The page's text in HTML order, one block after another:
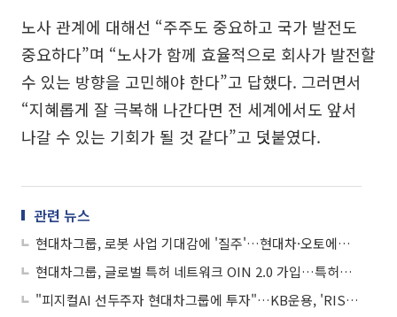
노사 관계에 대해선 “주주도 중요하고 국가 발전도
중요하다”며 “노사가 함께 효율적으로 회사가 발전할
수 있는 방향을 고민해야 한다”고 답했다. 그러면서
“지혜롭게 잘 극복해 나간다면 전 세계에서도 앞서
나갈 수 있는 기회가 될 것 같다”고 덧붙였다.
관련 뉴스
현대차그룹, 로봇 사업 기대감에 '질주'…현대차·오토에버 신고가 경신
현대차그룹, 글로벌 특허 네트워크 OIN 2.0 가입…특허분쟁 차단
"피지컬AI 선두주자 현대차그룹에 투자"…KB운용, 'RISE 현대차고정피지컬AI ETF' 출시